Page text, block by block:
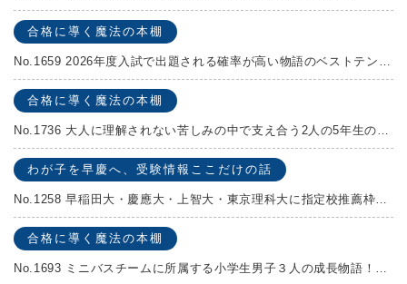
合格に導く魔法の本棚
合格に導く魔法の本棚
わが子を早慶へ、受験情報ここだけの話
合格に導く魔法の本棚